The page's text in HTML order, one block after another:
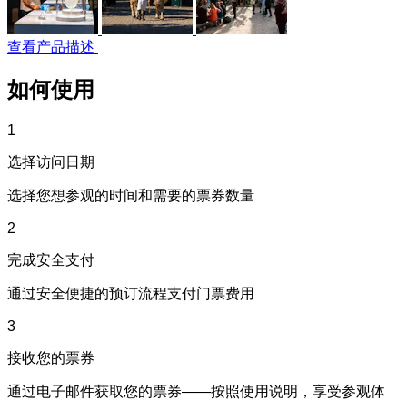
查看产品描述
如何使用
1
选择访问日期
选择您想参观的时间和需要的票券数量
2
完成安全支付
通过安全便捷的预订流程支付门票费用
3
接收您的票券
通过电子邮件获取您的票券——按照使用说明，享受参观体